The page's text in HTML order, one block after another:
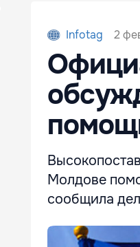
Infotag 2
Молдове
сообщила